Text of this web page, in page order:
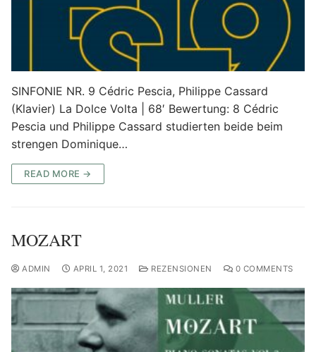
SINFONIE NR. 9 Cédric Pescia, Philippe Cassard
(Klavier) La Dolce Volta | 68′ Bewertung: 8 Cédric
Pescia und Philippe Cassard studierten beide beim
strengen Dominique…
READ MORE →
MOZART
ADMIN APRIL 1, 2021 REZENSIONEN 0 COMMENTS